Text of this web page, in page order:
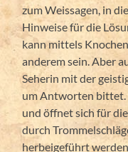
zum Weissagen, in
Hinweise für die
kann mittels
anderem sein. Aber
Seherin mit der
um Antworten bittet.
und öffnet sich für
durch
herbeigeführt